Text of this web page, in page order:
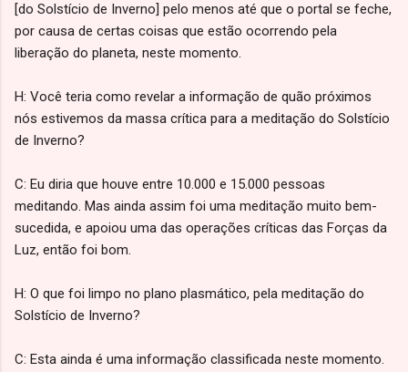
[do Solstício de Inverno] pelo menos até que o portal se feche,
por causa de certas coisas que estão ocorrendo pela
liberação do planeta, neste momento.
H: Você teria como revelar a informação de quão próximos
nós estivemos da massa crítica para a meditação do Solstício
de Inverno?
C: Eu diria que houve entre 10.000 e 15.000 pessoas
meditando. Mas ainda assim foi uma meditação muito bem-
sucedida, e apoiou uma das operações críticas das Forças da
Luz, então foi bom.
H: O que foi limpo no plano plasmático, pela meditação do
Solstício de Inverno?
C: Esta ainda é uma informação classificada neste momento.